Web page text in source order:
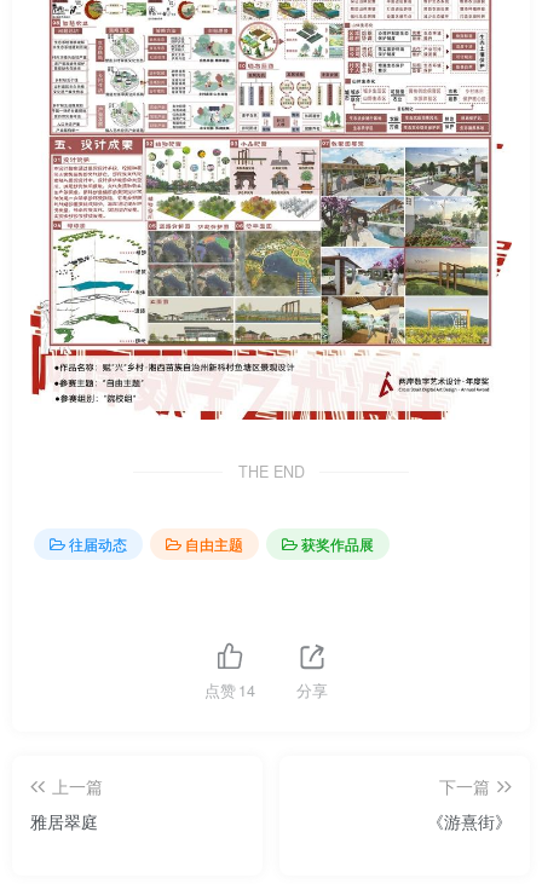
THE END
往届动态 自由主题 获奖作品展
点赞14 分享
上一篇
雅居翠庭
下一篇
《游熹街》